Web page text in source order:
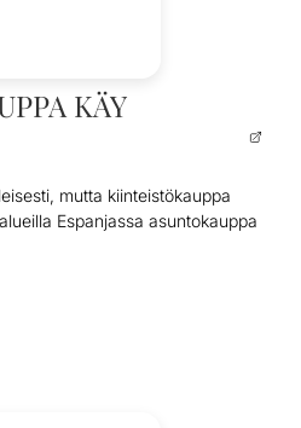
KÄY
mutta kiinteistökauppa
Espanjassa asuntokauppa